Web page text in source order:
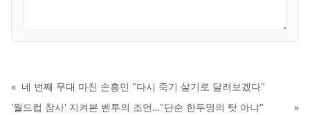
« 네 번째 무대 마친 손흥민 "다시 죽기 살기로 달려보겠다"
'월드컵 참사' 지켜본 벤투의 조언…"단순 한두명의 탓 아냐"
»